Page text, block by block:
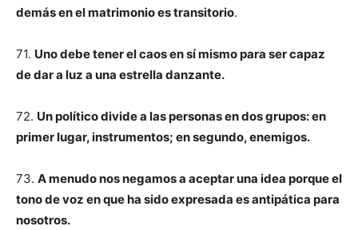
demás en el matrimonio es transitorio.
71. Uno debe tener el caos en sí mismo para ser capaz
de dar a luz a una estrella danzante.
72. Un político divide a las personas en dos grupos: en
primer lugar, instrumentos; en segundo, enemigos.
73. A menudo nos negamos a aceptar una idea porque el
tono de voz en que ha sido expresada es antipática para
nosotros.